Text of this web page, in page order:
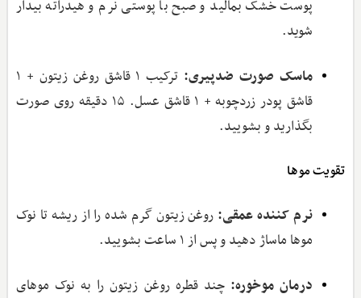
پوست خشک بمالید و صبح با پوستی نرم و هیدراته بیدار
شوید.
ماسک صورت ضدپیری:
ترکیب ۱ قاشق روغن زیتون + ۱
قاشق پودر زردچوبه + ۱ قاشق عسل. ۱۵ دقیقه روی صورت
بگذارید و بشویید.
تقویت موها
نرم کننده عمقی: روغن زیتون گرم شده را از ریشه تا نوک
موها ماساژ دهید و پس از ۱ ساعت بشویید.
درمان موخوره: چند قطره روغن زیتون را به نوک موهای